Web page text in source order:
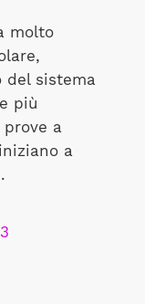
molto
del sistema
più
a
a